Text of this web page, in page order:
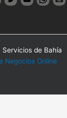
de Bahía
Negocios Online